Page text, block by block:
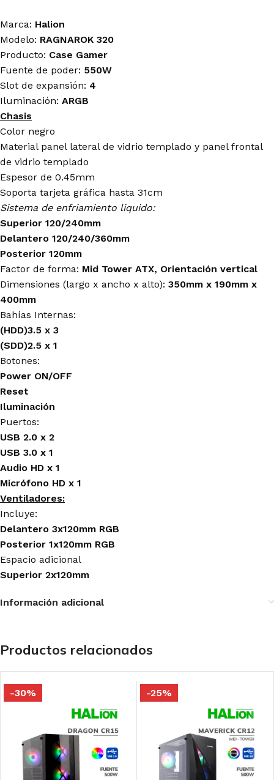
Marca: Halion
Modelo: RAGNAROK 320
Producto: Case Gamer
Fuente de poder: 550W
Slot de expansión: 4
Iluminación: ARGB
Chasis
Color negro
Material panel lateral de vidrio templado y panel frontal
de vidrio templado
Espesor de 0.45mm
Soporta tarjeta gráfica hasta 31cm
Sistema de enfriamiento liquido:
Superior 120/240mm
Delantero 120/240/360mm
Posterior 120mm
Factor de forma: Mid Tower ATX, Orientación vertical
Dimensiones (largo x ancho x alto): 350mm x 190mm x
400mm
Bahías Internas:
(HDD)3.5 x 3
(SDD)2.5 x 1
Botones:
Power ON/OFF
Reset
Iluminación
Puertos:
USB 2.0 x 2
USB 3.0 x 1
Audio HD x 1
Micrófono HD x 1
Ventiladores:
Incluye:
Delantero 3x120mm RGB
Posterior 1x120mm RGB
Espacio adicional
Superior 2x120mm
Información adicional
Productos relacionados
-30% -25%